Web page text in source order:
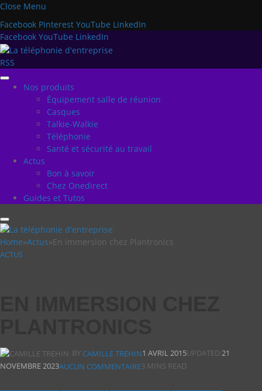
Close Menu
Facebook Pinterest YouTube LinkedIn
Facebook YouTube LinkedIn
RSS
Nos produits
Équipement salle de réunion
Casques
Talkie-Walkie
Téléphonie
Santé et sécurité au travail
Actus
Bon à savoir
Chez Onedirect
Guides et Tutos
Home»Actus»En immersion chez Plantronics
ACTUS
BY CAMILLE TREHIN1 AVRIL 2015UPDATED:21
NOVEMBRE 2023AUCUN COMMENTAIRE3 MINS READ